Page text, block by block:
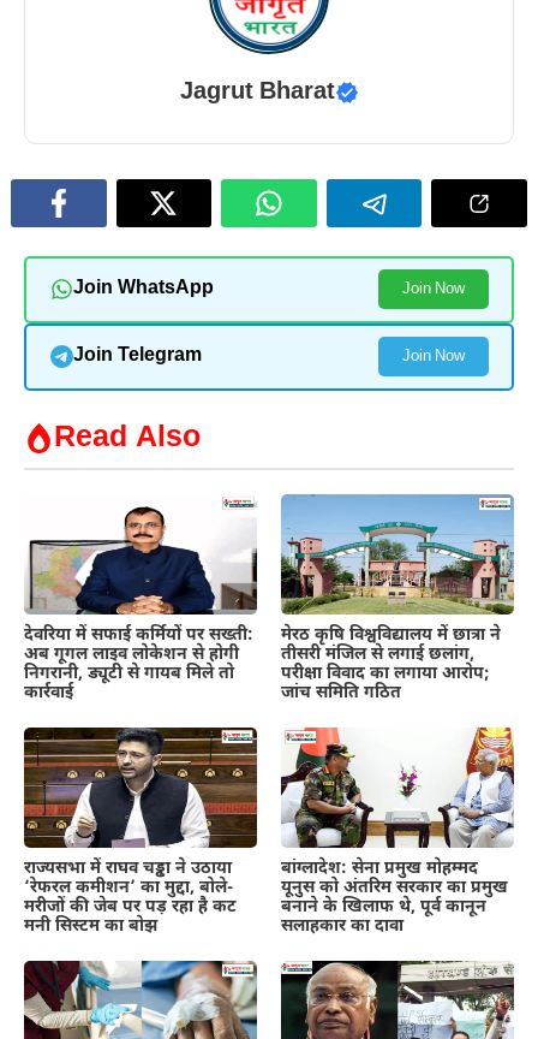
Jagrut Bharat
Join WhatsApp Join Now
Join Telegram Join Now
Read Also
देवरिया में सफाई कर्मियों पर सख्ती:
अब गूगल लाइव लोकेशन से होगी
निगरानी, ड्यूटी से गायब मिले तो
कार्रवाई
मेरठ कृषि विश्वविद्यालय में छात्रा ने
तीसरी मंजिल से लगाई छलांग,
परीक्षा विवाद का लगाया आरोप;
जांच समिति गठित
राज्यसभा में राघव चड्ढा ने उठाया
‘रेफरल कमीशन’ का मुद्दा, बोले-
मरीजों की जेब पर पड़ रहा है कट
मनी सिस्टम का बोझ
बांग्लादेश: सेना प्रमुख मोहम्मद
यूनुस को अंतरिम सरकार का प्रमुख
बनाने के खिलाफ थे, पूर्व कानून
सलाहकार का दावा